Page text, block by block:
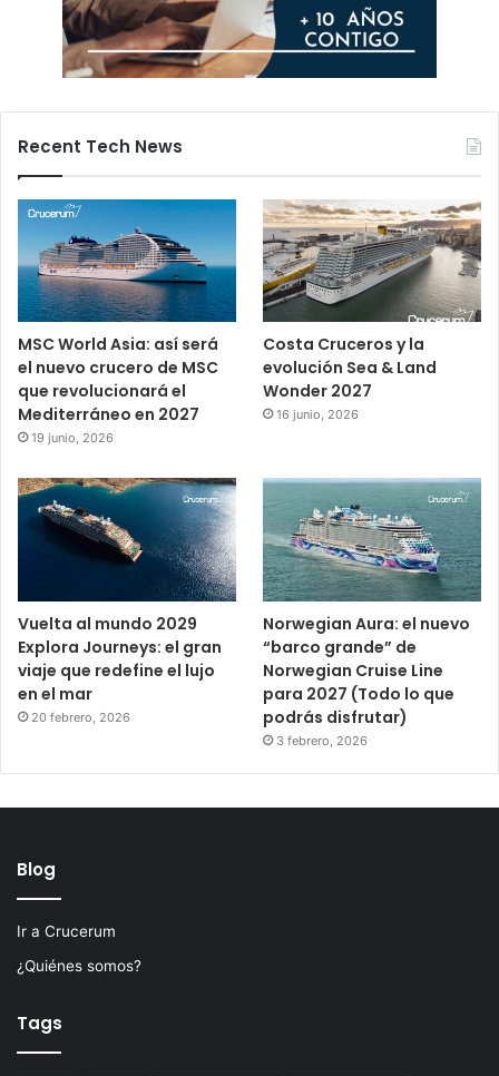
Recent Tech News
MSC World Asia: así será
el nuevo crucero de MSC
que revolucionará el
Mediterráneo en 2027
19 junio, 2026
Costa Cruceros y la
evolución Sea & Land
Wonder 2027
16 junio, 2026
Vuelta al mundo 2029
Explora Journeys: el gran
viaje que redefine el lujo
en el mar
20 febrero, 2026
Norwegian Aura: el nuevo
“barco grande” de
Norwegian Cruise Line
para 2027 (Todo lo que
podrás disfrutar)
3 febrero, 2026
Blog
Ir a Crucerum
¿Quiénes somos?
Tags